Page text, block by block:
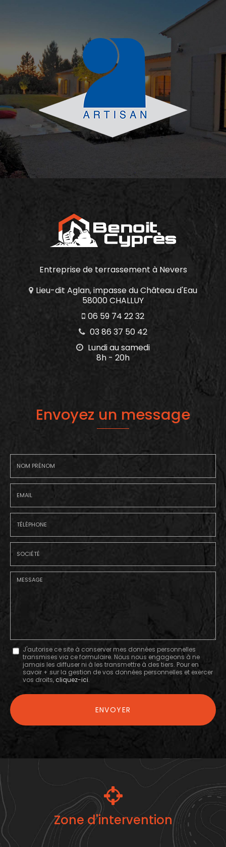
Entreprise de terrassement à Nevers
Lieu-dit Aglan, impasse du Château d'Eau
58000 CHALLUY
06 59 74 22 32
03 86 37 50 42
Lundi au samedi
8h - 20h
Envoyez un message
Nom
Prénom
*
Email
*
Tél.
*
Société
Message
J'autorise ce site à conserver mes données personnelles
transmises via ce formulaire. Nous nous engageons à ne
jamais les diffuser ni à les transmettre à des tiers. Pour en
savoir + sur la gestion de vos données personnelles et exercer
vos droits,cliquez-ici.
Acceptation
RGPD
*
ENVOYER
Zone d'intervention